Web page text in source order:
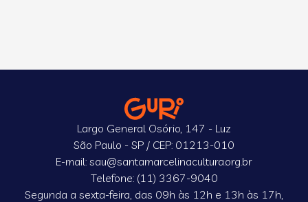
Largo General Osório, 147 - Luz
São Paulo - SP / CEP: 01213-010
E-mail: sau@santamarcelinacultura.org.br
Telefone: (11) 3367-9040
Segunda a sexta-feira, das 09h às 12h e 13h às 17h,